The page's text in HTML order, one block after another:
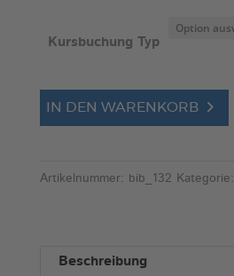
Kursbuchung Typ
Kurs:
Babys
Bewegung
Uhr)
IN DEN WARENKORB
l
e
Artikelnummer: bib_132 Kategorie:
Beschreibung